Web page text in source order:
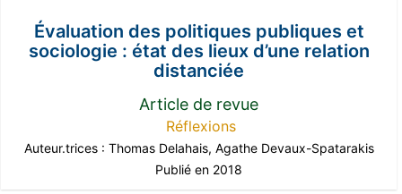
Évaluation des politiques publiques et
sociologie : état des lieux d’une relation
distanciée
Article de revue
Réflexions
Auteur.trices : Thomas Delahais, Agathe Devaux-Spatarakis
Publié en 2018